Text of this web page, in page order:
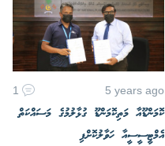
5 years ago
1
ކޮމަންޑޫއާ މަތިކޮމަންޑޫ ގުޅާލުމުގެ މަސައްކަތް
އެމްޓީސީސީއާ ހަވާލުކޮށްފި